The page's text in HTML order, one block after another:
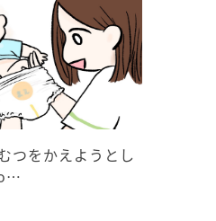
つをかえようとし